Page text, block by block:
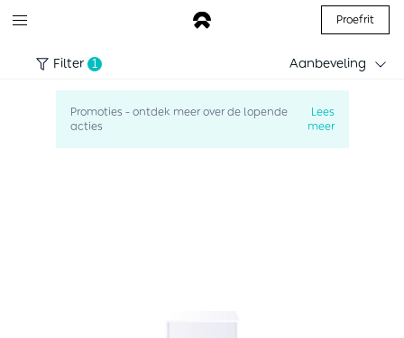
Proefrit
Filter 1 Aanbeveling
Promoties - ontdek meer over de lopende
acties
Lees
meer